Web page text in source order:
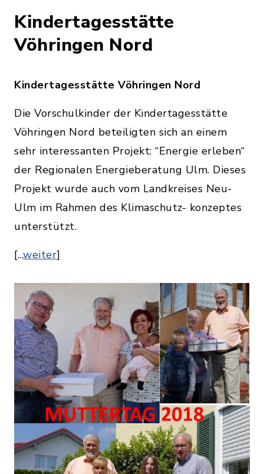
Kindertagesstätte
Vöhringen Nord
Kindertagesstätte Vöhringen Nord
Die Vorschulkinder der Kindertagesstätte
Vöhringen Nord beteiligten sich an einem
sehr interessanten Projekt: “Energie erleben“
der Regionalen Energieberatung Ulm. Dieses
Projekt wurde auch vom Landkreises Neu-
Ulm im Rahmen des Klimaschutz- konzeptes
unterstützt.
[...weiter]